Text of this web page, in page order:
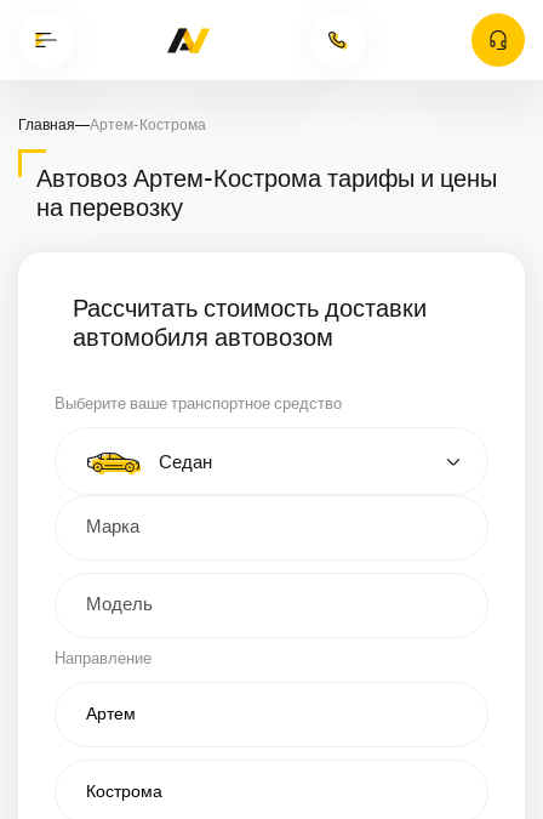
Главная—Артем-Кострома
Автовоз Артем-Кострома тарифы и цены
на перевозку
Рассчитать стоимость доставки
автомобиля автовозом
Выберите ваше транспортное средство
Тип автомобиля
Седан
Кроссовер
Направление